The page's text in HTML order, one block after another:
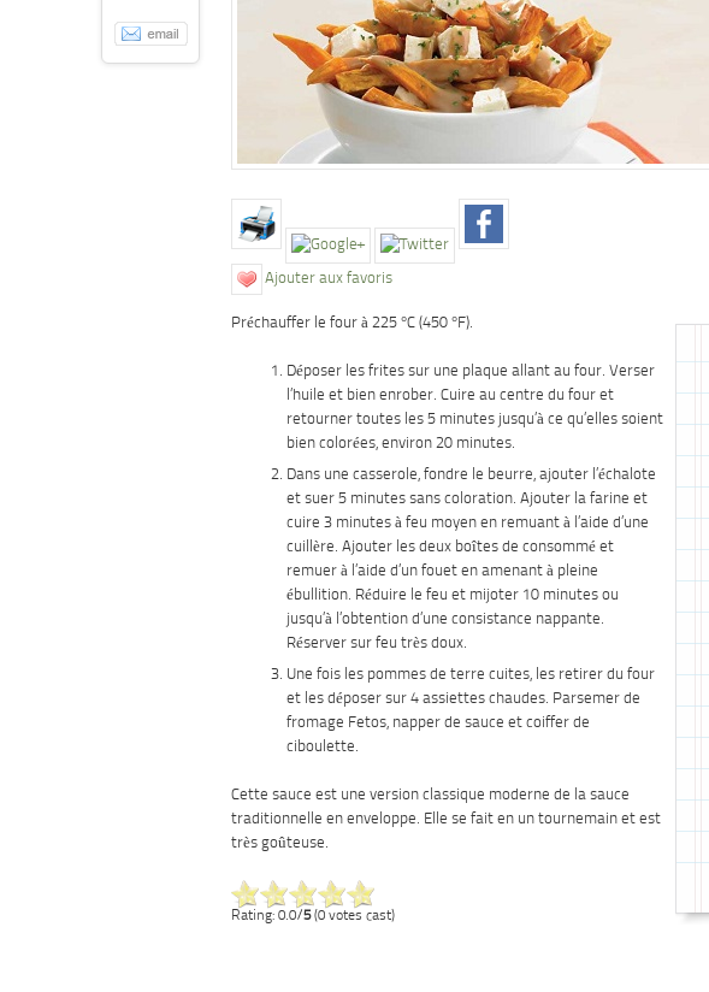
Ajouter aux favoris
Préchauffer le four à 225 °C (450 °F).
Déposer les frites sur une plaque allant au four. Verser
l’huile et bien enrober. Cuire au centre du four et
retourner toutes les 5 minutes jusqu’à ce qu’elles soient
bien colorées, environ 20 minutes.
Dans une casserole, fondre le beurre, ajouter l’échalote
et suer 5 minutes sans coloration. Ajouter la farine et
cuire 3 minutes à feu moyen en remuant à l’aide d’une
cuillère. Ajouter les deux boîtes de consommé et
remuer à l’aide d’un fouet en amenant à pleine
ébullition. Réduire le feu et mijoter 10 minutes ou
jusqu’à l’obtention d’une consistance nappante.
Réserver sur feu très doux.
Une fois les pommes de terre cuites, les retirer du four
et les déposer sur 4 assiettes chaudes. Parsemer de
fromage Fetos, napper de sauce et coiffer de
ciboulette.
Cette sauce est une version classique moderne de la sauce
traditionnelle en enveloppe. Elle se fait en un tournemain et est
très goûteuse.
Rating: 0.0/5(0 votes cast)